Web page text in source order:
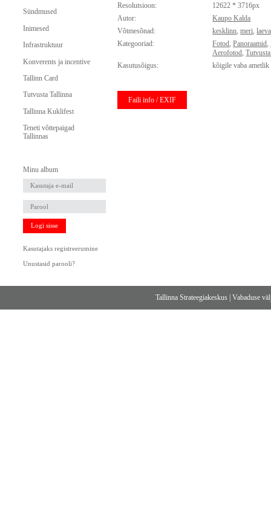
Sündmused
Inimesed
Infrastruktuur
Konverents ja incentive
Tallinn Card
Tutvusta Tallinna
Tallinna Kuklifest
Teneti võttepaigad
Tallinnas
Minu album
Logi sisse
Kasutajaks registreerumine
Unustasid parooli?
Resolutsioon:
12622 * 3716px
Autor:
Kaupo Kalda
Võtmesõnad:
kesklinn,meri,
Kategooriad:
Fotod,Panoraamid,
Aerofotod,
Kasutusõigus:
kõigile vaba
Faili info / EXIF
Tallinna Strateegiakeskus |Vabaduse